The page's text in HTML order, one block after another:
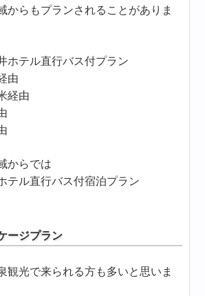
からもプランされることがありま
ホテル直行バス付プラン
由
経由
からでは
テル直行バス付宿泊プラン
ージプラン
観光で来られる方も多いと思いま